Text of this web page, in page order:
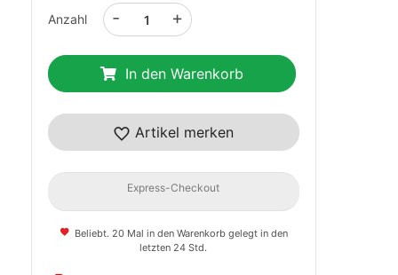
Anzahl +
-
In den Warenkorb
Artikel merken
Express-Checkout
Beliebt. 20 Mal in den Warenkorb gelegt in den
letzten 24 Std.